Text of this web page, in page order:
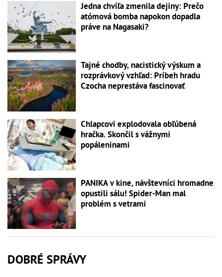
Jedna chvíľa zmenila dejiny: Prečo
atómová bomba napokon dopadla
práve na Nagasaki?
Tajné chodby, nacistický výskum a
rozprávkový vzhľad: Príbeh hradu
Czocha neprestáva fascinovať
Chlapcovi explodovala obľúbená
hračka. Skončil s vážnymi
popáleninami
PANIKA v kine, návštevníci hromadne
opustili sálu! Spider-Man mal
problém s vetrami
DOBRÉ SPRÁVY